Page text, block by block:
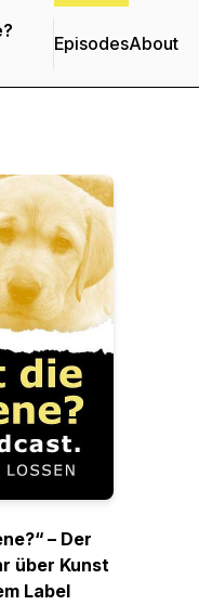
EpisodesAbout
– Der
über Kunst
Label